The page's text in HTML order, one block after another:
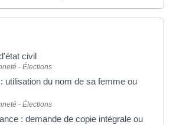
civil
- Élections
utilisation du nom de sa femme ou
- Élections
: demande de copie intégrale ou